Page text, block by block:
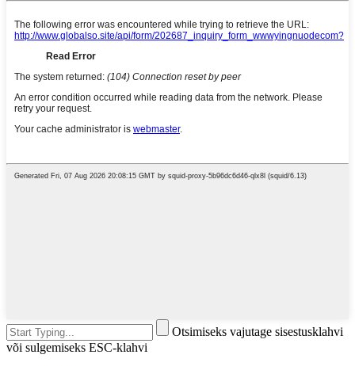
Otsimiseks vajutage sisestusklahvi
või sulgemiseks ESC-klahvi